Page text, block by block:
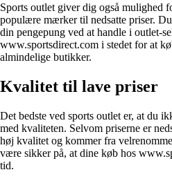
Sports outlet giver dig også mulighed
populære mærker til nedsatte priser.
din pengepung ved at handle i outlet-
www.sportsdirect.com i stedet for at
almindelige butikker.
Kvalitet til lave priser
Det bedste ved sports outlet er, at du
med kvaliteten. Selvom priserne er
høj kvalitet og kommer fra
være sikker på, at dine køb hos
tid.